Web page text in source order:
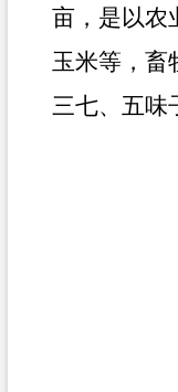
亩，是以农
玉米等， 畜
三七、五味